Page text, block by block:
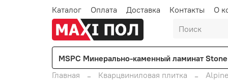
Каталог Оплата Доставка Контакты О
MSPC Минерально-каменный ламинат
Главная
Кварцвиниловая плитка